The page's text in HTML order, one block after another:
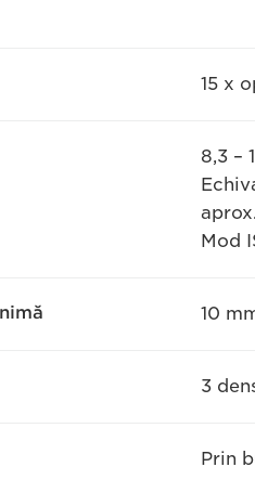
15 x
8,3 –
Mod
10
3
Prin